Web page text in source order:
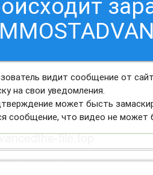
видит сообщение от
на свои уведомления.
может бысть
сообщение, что видео не